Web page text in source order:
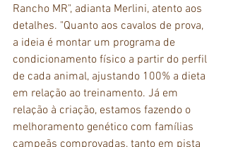
Rancho MR", adianta Merlini, atento aos
detalhes. "Quanto aos cavalos de prova,
a ideia é montar um programa de
condicionamento físico a partir do perfil
de cada animal, ajustando 100% a dieta
em relação ao treinamento. Já em
relação à criação, estamos fazendo o
melhoramento genético com famílias
campeãs comprovadas, tanto em pista